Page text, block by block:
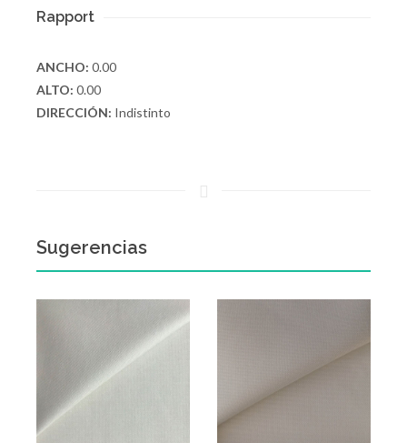
Rapport
ANCHO: 0.00
ALTO: 0.00
DIRECCIÓN: Indistinto
Sugerencias